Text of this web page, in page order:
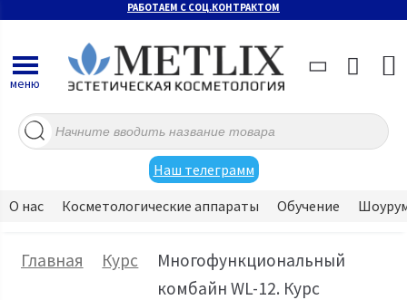
РАБОТАЕМ С СОЦ.КОНТРАКТОМ
Поиск
товаров
Наш телеграмм
меню
О нас Косметологические аппараты Обучение
Главная Курс
Многофункциональный
комбайн WL-12. Курс